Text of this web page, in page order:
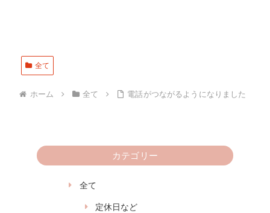
全て
ホーム 全て 電話がつながるようになりました
カテゴリー
全て
定休日など